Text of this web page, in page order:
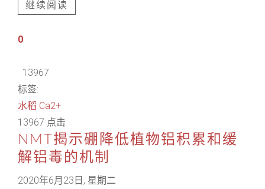
继续阅读
0
13967
标签:
水稻 Ca2+
13967 点击
NMT揭示硼降低植物铝积累和缓
解铝毒的机制
2020年6月23日, 星期二